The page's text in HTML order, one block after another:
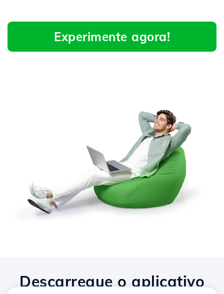
Experimente agora!
Descarregue o aplicativo